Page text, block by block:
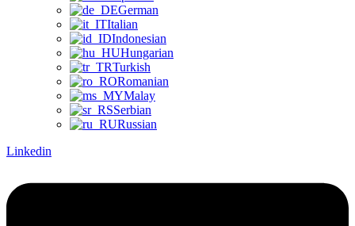
German
Italian
Indonesian
Hungarian
Turkish
Romanian
Malay
Serbian
Russian
Linkedin